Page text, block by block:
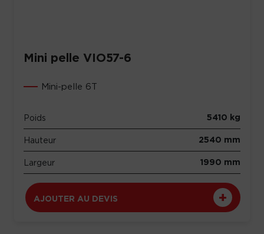
Mini pelle VIO57-6
Mini-pelle 6T
Poids 5410 kg
Hauteur 2540 mm
Largeur 1990 mm
AJOUTER AU DEVIS